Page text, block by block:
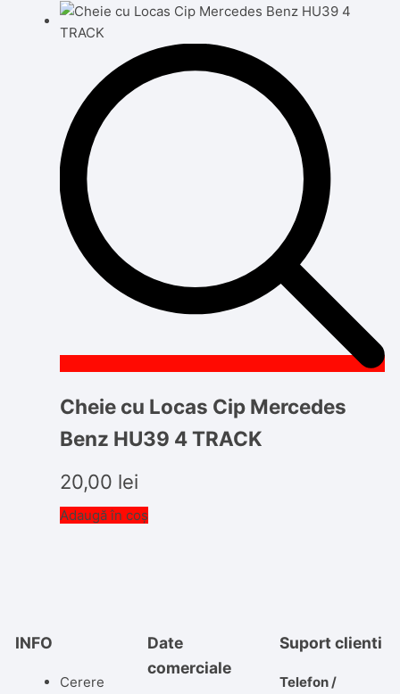
Cheie cu Locas Cip Mercedes
Benz HU39 4 TRACK
20,00 lei
Adaugă în coș
INFO
Cerere
Date
comerciale
Suport clienti
Telefon /